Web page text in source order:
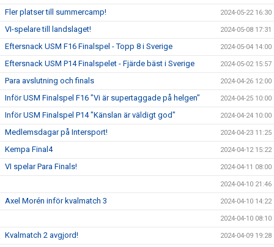
Fler platser till summercamp! 2024-05-22 16:30
VI-spelare till landslaget! 2024-05-08 17:31
Eftersnack USM F16 Finalspel - Topp 8 i Sverige 2024-05-04 14:00
Eftersnack USM P14 Finalspelet - Fjärde bäst i Sverige 2024-05-02 15:57
Para avslutning och finals 2024-04-26 12:00
Inför USM Finalspel F16 "Vi är supertaggade på helgen" 2024-04-25 10:00
Inför USM Finalspel P14 "Känslan är väldigt god" 2024-04-24 10:00
Medlemsdagar på Intersport! 2024-04-23 11:25
Kempa Final4 2024-04-12 15:22
VI spelar Para Finals! 2024-04-11 08:00
2024-04-10 21:46
Axel Morén inför kvalmatch 3 2024-04-10 14:22
2024-04-10 08:10
Kvalmatch 2 avgjord! 2024-04-09 19:28